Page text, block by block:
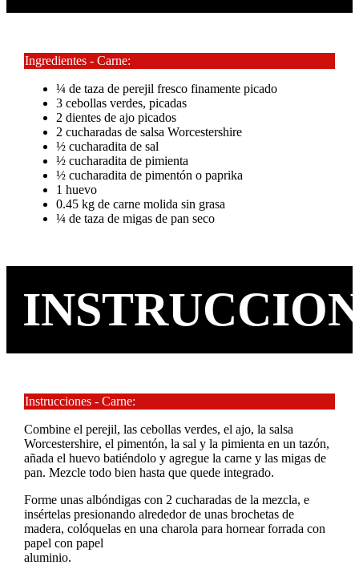
Ingredientes - Carne:
¼ de taza de perejil fresco finamente picado
3 cebollas verdes, picadas
2 dientes de ajo picados
2 cucharadas de salsa Worcestershire
½ cucharadita de sal
½ cucharadita de pimienta
½ cucharadita de pimentón o paprika
1 huevo
0.45 kg de carne molida sin grasa
¼ de taza de migas de pan seco
Instrucciones - Carne:
Combine el perejil, las cebollas verdes, el ajo, la salsa
Worcestershire, el pimentón, la sal y la pimienta en un tazón,
añada el huevo batiéndolo y agregue la carne y las migas de
pan. Mezcle todo bien hasta que quede integrado.
Forme unas albóndigas con 2 cucharadas de la mezcla, e
insértelas presionando alrededor de unas brochetas de
madera, colóquelas en una charola para hornear forrada con
papel con papel
aluminio.